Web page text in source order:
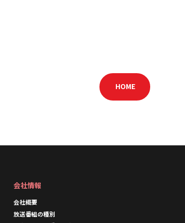
HOME
会社情報
会社概要
放送番組の種別